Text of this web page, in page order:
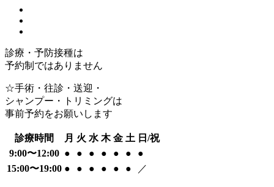
診療・予防接種は
予約制ではありません
☆手術・往診・送迎・
シャンプー・トリミングは
事前予約をお願いします
診療時間 月 火 水 木 金 土 日/祝
9:00〜12:00 ● ● ● ● ● ●
●
15:00〜19:00 ● ● ● ● ● ● ／